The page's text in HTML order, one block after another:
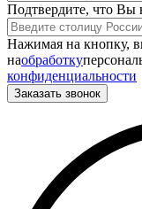
Подтвердите, что Вы
Нажимая на кнопку,
наобработку
конфиденциальности
Заказать звонок